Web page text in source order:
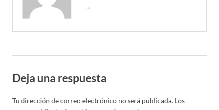
→
Deja una respuesta
Tu dirección de correo electrónico no será publicada. Los